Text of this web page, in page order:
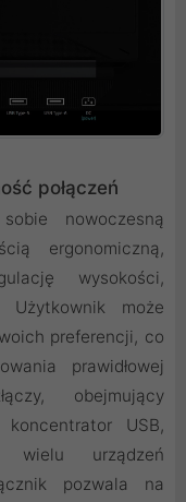
połączeń
nowoczesną
ergonomiczną,
wysokości,
może
preferencji, co
prawidłowej
obejmujący
USB,
wielu urządzeń
pozwala na